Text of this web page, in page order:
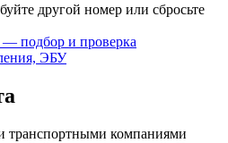
другой номер или сбросьте
транспортными компаниями